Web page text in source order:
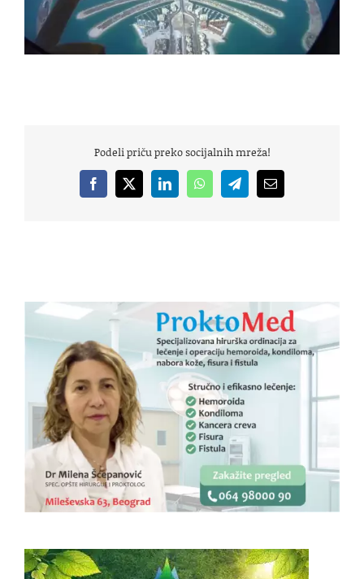
Podeli priču preko socijalnih mreža!
Facebook
X LinkedInWhatsAppTelegramEmail